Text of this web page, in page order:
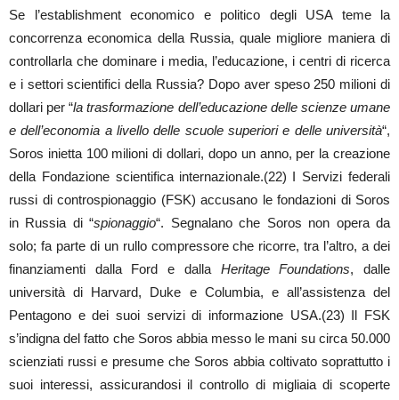
Se l’establishment economico e politico degli USA teme la
concorrenza economica della Russia, quale migliore maniera di
controllarla che dominare i media, l’educazione, i centri di ricerca
e i settori scientifici della Russia? Dopo aver speso 250 milioni di
dollari per “la trasformazione dell’educazione delle scienze umane
e dell’economia a livello delle scuole superiori e delle università“,
Soros inietta 100 milioni di dollari, dopo un anno, per la creazione
della Fondazione scientifica internazionale.(22) I Servizi federali
russi di controspionaggio (FSK) accusano le fondazioni di Soros
in Russia di “spionaggio“. Segnalano che Soros non opera da
solo; fa parte di un rullo compressore che ricorre, tra l’altro, a dei
finanziamenti dalla Ford e dalla Heritage Foundations, dalle
università di Harvard, Duke e Columbia, e all’assistenza del
Pentagono e dei suoi servizi di informazione USA.(23) Il FSK
s’indigna del fatto che Soros abbia messo le mani su circa 50.000
scienziati russi e presume che Soros abbia coltivato soprattutto i
suoi interessi, assicurandosi il controllo di migliaia di scoperte